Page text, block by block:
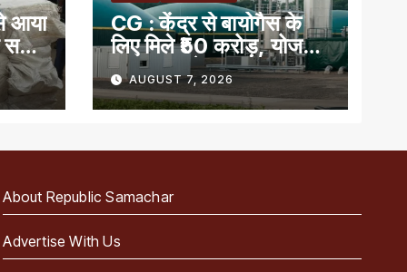
आया
CG : केंद्र से बायोगैस के
लिए मिले ₹50 करोड़, योजना
का लाभ पाने वाला देश का
पहला राज्य
AUGUST 7, 2026
About Republic Samachar
Advertise With Us